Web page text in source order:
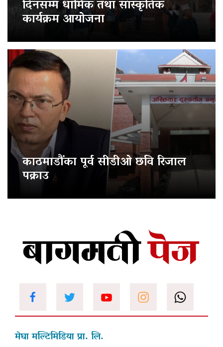
दिनसम्म धार्मिक तथा सांस्कृतिक
कार्यक्रम आयोजना
काठमाडौंका पूर्व सीडीओ छवि रिजाल
पक्राउ
मेघा मल्टिमिडिया प्रा. लि.